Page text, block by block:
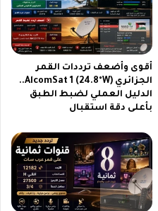
أقوى وأضعف ترددات القمر
الجزائري AlcomSat 1 (24.8°W)..
الدليل العملي لضبط الطبق
بأعلى دقة استقبال